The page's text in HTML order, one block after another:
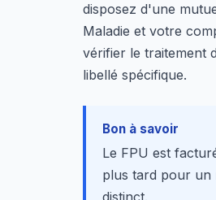
disposez d'une
Maladie et votre
vérifier le traitement
libellé spécifique.
Bon à savoir
Le FPU est
plus tard pour un
distinct.